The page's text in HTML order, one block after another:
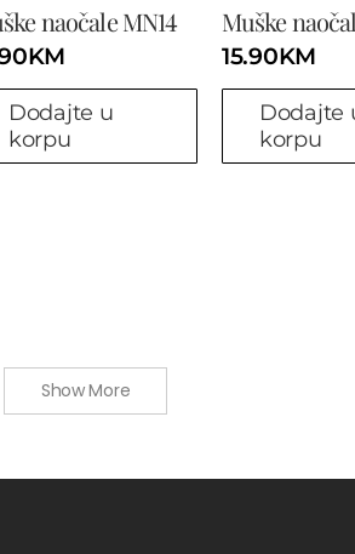
naočale MN14
KM
Dodajte u
korpu
Muške
15.90KM
Dodajte
korpu
Show More